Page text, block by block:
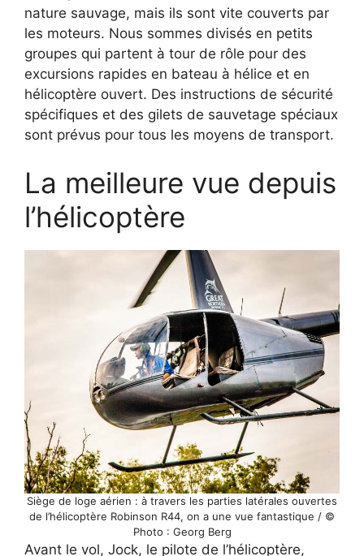
nature sauvage, mais ils sont vite couverts par
les moteurs. Nous sommes divisés en petits
groupes qui partent à tour de rôle pour des
excursions rapides en bateau à hélice et en
hélicoptère ouvert. Des instructions de sécurité
spécifiques et des gilets de sauvetage spéciaux
sont prévus pour tous les moyens de transport.
La meilleure vue depuis
l’hélicoptère
Siège de loge aérien : à travers les parties latérales ouvertes
de l’hélicoptère Robinson R44, on a une vue fantastique / ©
Photo : Georg Berg
Avant le vol, Jock, le pilote de l’hélicoptère,